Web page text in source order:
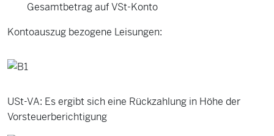
Gesamtbetrag auf VSt-Konto
Kontoauszug bezogene Leisungen:
USt-VA: Es ergibt sich eine Rückzahlung in Höhe der
Vorsteuerberichtigung